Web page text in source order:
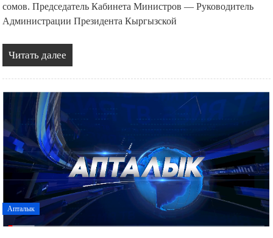
сомов. Председатель Кабинета Министров — Руководитель
Администрации Президента Кыргызской
Читать далее
Апталык